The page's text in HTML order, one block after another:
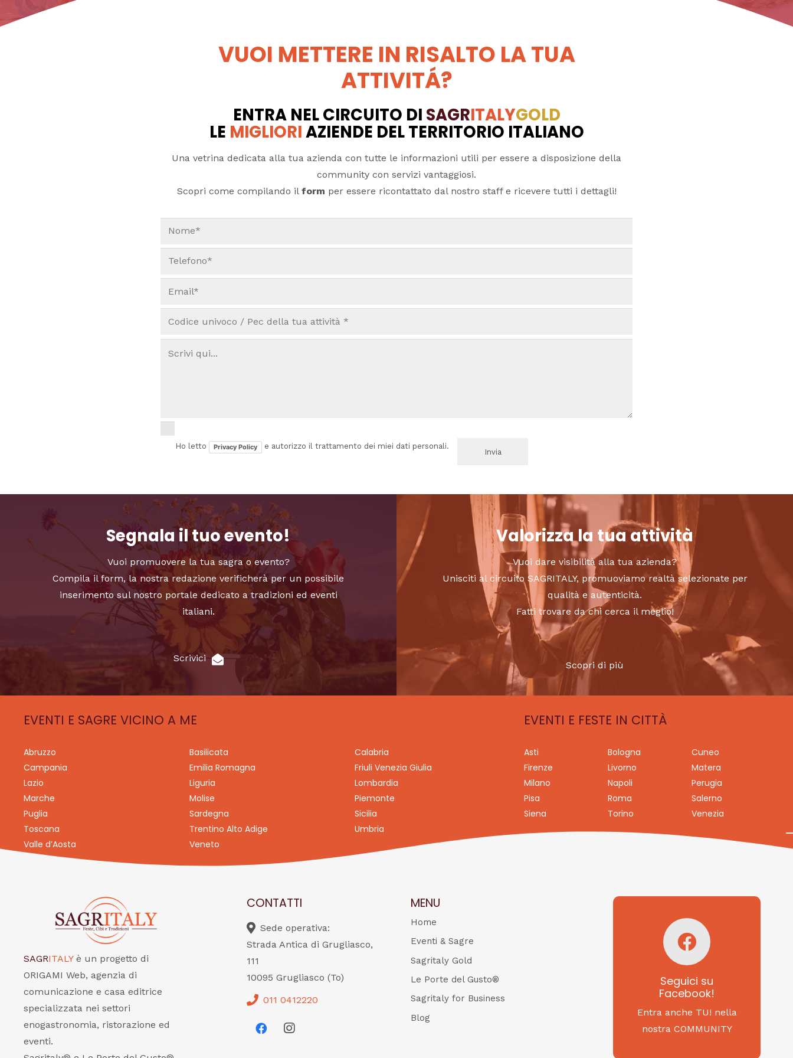
VUOI METTERE IN RISALTO LA TUA
ATTIVITÁ?
ENTRA NEL CIRCUITO DI SAGRITALYGOLD
LE MIGLIORIAZIENDE DEL TERRITORIO ITALIANO
Una vetrina dedicata alla tua azienda con tutte le informazioni utili per essere a disposizione della
community con servizi vantaggiosi.
Scopri come compilando il form per essere ricontattato dal nostro staff e ricevere tutti i dettagli!
Ho letto Privacy Policy e autorizzo il trattamento dei miei dati personali.
Segnala il tuo evento!
Vuoi promuovere la tua sagra o evento?
Compila il form, la nostra redazione verificherà per un possibile
inserimento sul nostro portale dedicato a tradizioni ed eventi
italiani.
Scrivici
Valorizza la tua attività
Vuoi dare visibilità alla tua azienda?
Unisciti al circuito SAGRITALY, promuoviamo realtà selezionate per
qualità e autenticità.
Fatti trovare da chi cerca il meglio!
Scopri di più
EVENTI E SAGRE VICINO A ME
Abruzzo Basilicata
Calabria
Campania
Emilia Romagna
Friuli Venezia Giulia
Lazio
Liguria
Lombardia
Marche
Molise
Piemonte
Puglia
Sardegna
Sicilia
Toscana
Trentino Alto Adige
Umbria
Valle d’Aosta
Veneto
EVENTI E FESTE IN CITTÀ
Asti Bologna
Cuneo
Firenze
Livorno
Matera
Milano
Napoli
Perugia
Pisa
Roma
Salerno
Siena
Torino Venezia
SAGRITALY è un progetto di
ORIGAMI Web, agenzia di
comunicazione e casa editrice
specializzata nei settori
enogastronomia, ristorazione ed
eventi.
CONTATTI
Sede operativa:
Strada Antica di Grugliasco,
111
10095 Grugliasco (To)
011 0412220
MENU
Home
Eventi & Sagre
Sagritaly Gold
Le Porte del Gusto®
Sagritaly for Business
Blog
Seguici su
Facebook!
Entra anche TU! nella
nostra COMMUNITY
Seguici su
Facebook!
SAGRITALY
Feste, cibi e tradizioni
da Nord a Sud...